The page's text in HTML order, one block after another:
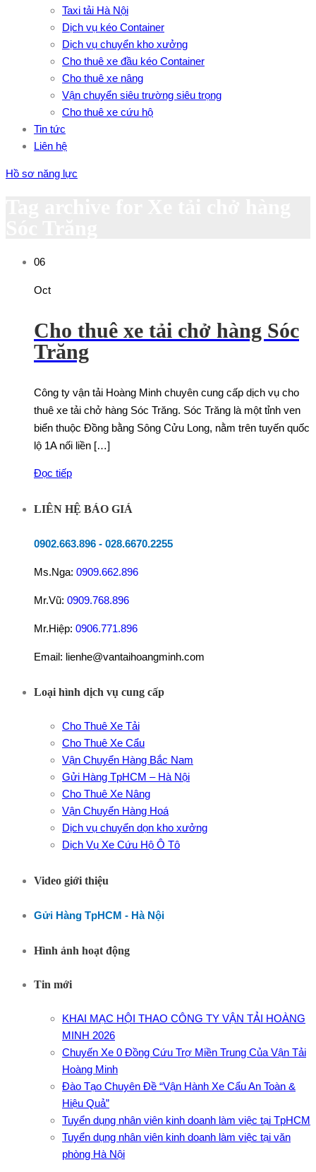
Taxi tải Hà Nội
Dịch vụ kéo Container
Dịch vụ chuyển kho xưởng
Cho thuê xe đầu kéo Container
Cho thuê xe nâng
Vận chuyển siêu trường siêu trọng
Cho thuê xe cứu hộ
Tin tức
Liên hệ
Hồ sơ năng lực
06
Oct
Cho thuê xe tải chở hàng Sóc
Trăng
Công ty vận tải Hoàng Minh chuyên cung cấp dịch vụ cho
thuê xe tải chở hàng Sóc Trăng. Sóc Trăng là một tỉnh ven
biển thuộc Đồng bằng Sông Cửu Long, nằm trên tuyến quốc
lộ 1A nối liền […]
Đọc tiếp
LIÊN HỆ BÁO GIÁ
0902.663.896 - 028.6670.2255
Ms.Nga: 0909.662.896
Mr.Vũ: 0909.768.896
Mr.Hiệp: 0906.771.896
Email: lienhe@vantaihoangminh.com
Loại hình dịch vụ cung cấp
Cho Thuê Xe Tải
Cho Thuê Xe Cẩu
Vận Chuyển Hàng Bắc Nam
Gửi Hàng TpHCM – Hà Nội
Cho Thuê Xe Nâng
Vận Chuyển Hàng Hoá
Dịch vụ chuyển dọn kho xưởng
Dịch Vụ Xe Cứu Hộ Ô Tô
Video giới thiệu
Gửi Hàng TpHCM - Hà Nội
Hình ảnh hoạt động
Tin mới
KHAI MẠC HỘI THAO CÔNG TY VẬN TẢI HOÀNG
MINH 2026
Chuyến Xe 0 Đồng Cứu Trợ Miền Trung Của Vận Tải
Hoàng Minh
Đào Tạo Chuyên Đề “Vận Hành Xe Cẩu An Toàn &
Hiệu Quả”
Tuyển dụng nhân viên kinh doanh làm việc tại TpHCM
Tuyển dụng nhân viên kinh doanh làm việc tại văn
phòng Hà Nội